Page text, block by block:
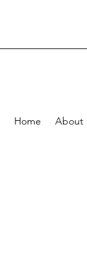
Home About